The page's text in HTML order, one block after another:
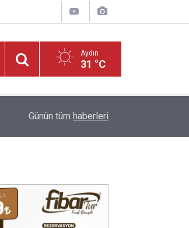
Aydın
31 °C
Kuyucak'ta 5 dekar kestanelik yandı
Günün tüm haberleri